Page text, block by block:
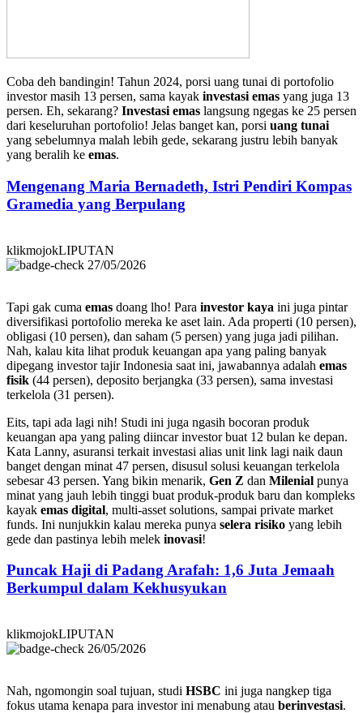
Coba deh bandingin! Tahun 2024, porsi uang tunai di portofolio
investor masih 13 persen, sama kayak investasi emas yang juga 13
persen. Eh, sekarang? Investasi emas langsung ngegas ke 25 persen
dari keseluruhan portofolio! Jelas banget kan, porsi uang tunai
yang sebelumnya malah lebih gede, sekarang justru lebih banyak
yang beralih ke emas.
Mengenang Maria Bernadeth, Istri Pendiri Kompas
Gramedia yang Berpulang
klikmojokLIPUTAN
27/05/2026
Tapi gak cuma emas doang lho! Para investor kaya ini juga pintar
diversifikasi portofolio mereka ke aset lain. Ada properti (10 persen),
obligasi (10 persen), dan saham (5 persen) yang juga jadi pilihan.
Nah, kalau kita lihat produk keuangan apa yang paling banyak
dipegang investor tajir Indonesia saat ini, jawabannya adalah emas
fisik (44 persen), deposito berjangka (33 persen), sama investasi
terkelola (31 persen).
Eits, tapi ada lagi nih! Studi ini juga ngasih bocoran produk
keuangan apa yang paling diincar investor buat 12 bulan ke depan.
Kata Lanny, asuransi terkait investasi alias unit link lagi naik daun
banget dengan minat 47 persen, disusul solusi keuangan terkelola
sebesar 43 persen. Yang bikin menarik, Gen Z dan Milenial punya
minat yang jauh lebih tinggi buat produk-produk baru dan kompleks
kayak emas digital, multi-asset solutions, sampai private market
funds. Ini nunjukkin kalau mereka punya selera risiko yang lebih
gede dan pastinya lebih melek inovasi!
Puncak Haji di Padang Arafah: 1,6 Juta Jemaah
Berkumpul dalam Kekhusyukan
klikmojokLIPUTAN
26/05/2026
Nah, ngomongin soal tujuan, studi HSBC ini juga nangkep tiga
fokus utama kenapa para investor ini menabung atau berinvestasi.